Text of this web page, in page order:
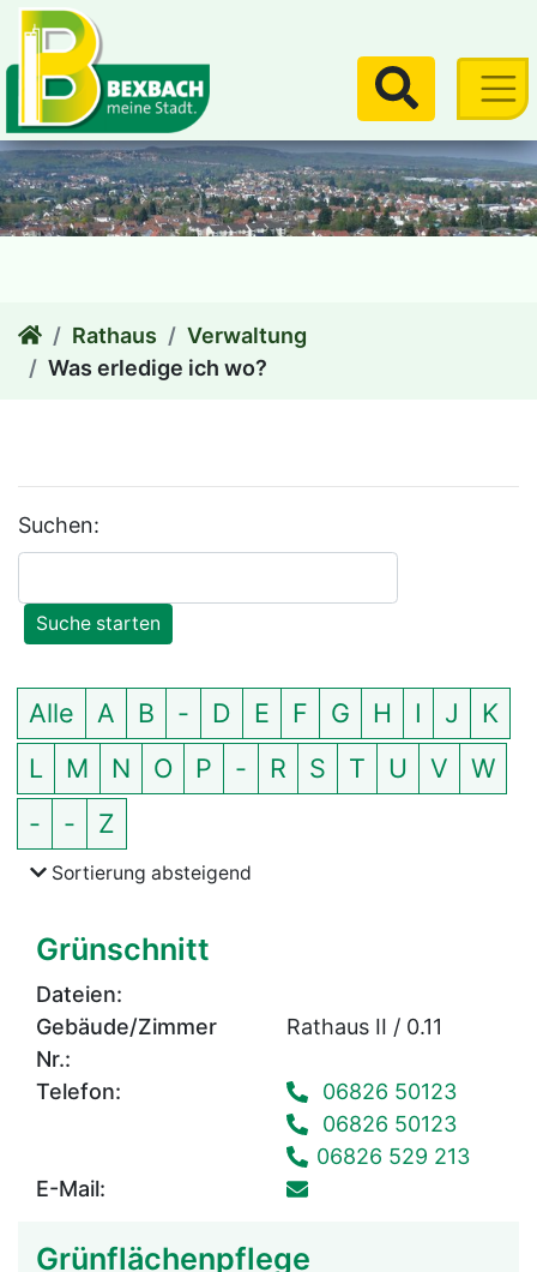
zum Inhalt
Suchen
Rathaus
Verwaltung
Was erledige ich wo?
Suchen:
Alle Einträge zeigen
A B - D E F G H I J
K
L
M N O P - R S T U V
W
-
- Z
Sortierungder Themen nach Anfangsbuchstabe
absteigend
Grünschnitt
Dateien:
Gebäude/Zimmer
Nr.:
Rathaus II / 0.11
Telefon:
06826 50123
06826 50123
06826 529 213
E-Mail:
Grünflächenpflege